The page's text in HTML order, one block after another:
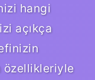
hangi
açıkça
özellikleriyle